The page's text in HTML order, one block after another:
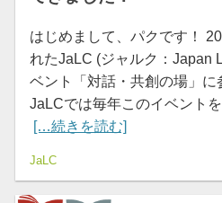
はじめまして、パクです！
れたJaLC (ジャルク：Japan
ベント「対話・共創の場」に
JaLCでは毎年このイベント
[…続きを読む]
JaLC